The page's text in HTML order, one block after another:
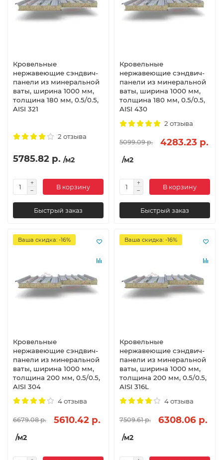
Кровельные
нержавеющие сэндвич-
панели из минеральной
ваты, ширина 1000 мм,
толщина 180 мм, 0.5/0.5,
AISI 321
2 отзыва
5785.82 р. /м2
В корзину
Быстрый заказ
Кровельные
нержавеющие сэндвич-
панели из минеральной
ваты, ширина 1000 мм,
толщина 180 мм, 0.5/0.5,
AISI 430
2 отзыва
5099.09 р. 4283.23 р.
/м2
В корзину
Быстрый заказ
Ваша скидка: -16%
Кровельные
нержавеющие сэндвич-
панели из минеральной
ваты, ширина 1000 мм,
толщина 200 мм, 0.5/0.5,
AISI 304
4 отзыва
6679.08 р. 5610.42 р.
/м2
Ваша скидка: -16%
Кровельные
нержавеющие сэндвич-
панели из минеральной
ваты, ширина 1000 мм,
толщина 200 мм, 0.5/0.5,
AISI 316L
4 отзыва
7509.61 р. 6308.06 р.
/м2